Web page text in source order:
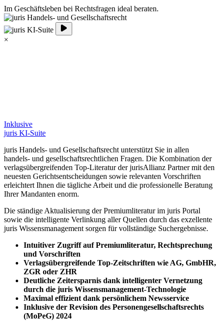
Im Geschäftsleben bei Rechtsfragen ideal beraten.
×
Inklusive
juris KI-Suite
juris Handels- und Gesellschaftsrecht unterstützt Sie in allen
handels- und gesellschaftsrechtlichen Fragen. Die Kombination der
verlagsübergreifenden Top-Literatur der jurisAllianz Partner mit den
neuesten Gerichtsentscheidungen sowie relevanten Vorschriften
erleichtert Ihnen die tägliche Arbeit und die professionelle Beratung
Ihrer Mandanten enorm.
Die ständige Aktualisierung der Premiumliteratur im juris Portal
sowie die intelligente Verlinkung aller Quellen durch das exzellente
juris Wissensmanagement sorgen für vollständige Suchergebnisse.
Intuitiver Zugriff auf Premiumliteratur, Rechtsprechung
und Vorschriften
Verlagsübergreifende Top-Zeitschriften wie AG, GmbHR,
ZGR oder ZHR
Deutliche Zeitersparnis dank intelligenter Vernetzung
durch die juris Wissensmanagement-Technologie
Maximal effizient dank persönlichem Newsservice
Inklusive der Revision des Personengesellschaftsrechts
(MoPeG) 2024